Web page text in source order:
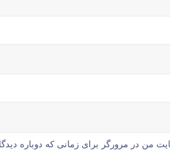
من در مرورگر برای زمانی که دوباره